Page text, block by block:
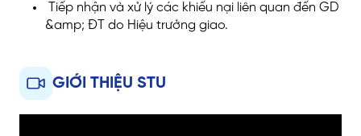
Tiếp nhận và xử lý các khiếu nại liên quan đến GD
&amp; ĐT do Hiệu trưởng giao.
GIỚI THIỆU STU